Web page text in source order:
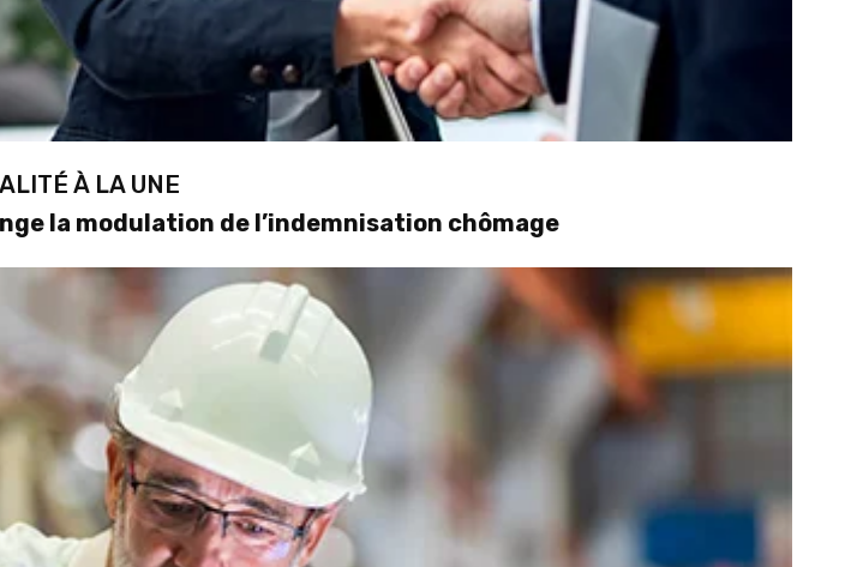
À LA UNE
la modulation de l’indemnisation chômage